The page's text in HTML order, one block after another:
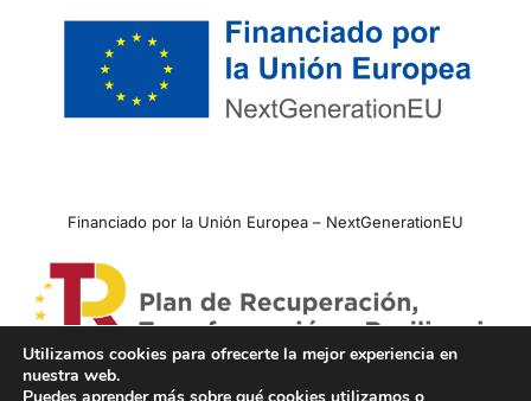
Financiado por la Unión Europea – NextGenerationEU
Utilizamos cookies para ofrecerte la mejor experiencia en
nuestra web.